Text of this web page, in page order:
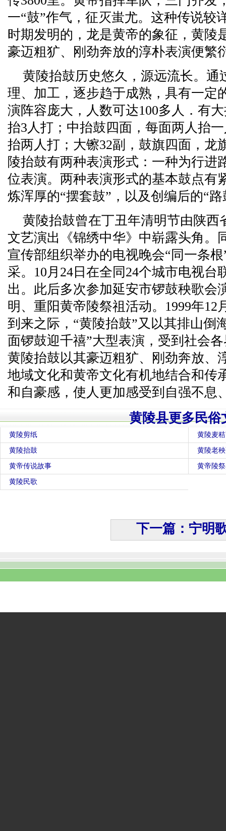
一“鼓”作气，征灭蚩尤。这种传说较
时期发明的，龙是黄帝的象征，黄陵
豪迈粗犷、刚劲奔放的淳朴表演便繁
黄陵抬鼓历史悠久，源远流长。通
理、加工，逐步趋于成熟，具有一定
演阵容庞大，人数可达100多人．有
抬3人打；中抬鼓四面，每面两人抬
抬两人打；大镲32副，鼓旗四面，龙
陵抬鼓有两种表演形式：一种为行进
位表演。两种表演形式的基本鼓点有
炼浑厚的“摆套鼓”，以及创编后的“
黄陵抬鼓曾在丁丑年清明节由陕西
文艺演出《锦绣中华》中崭露头角。
宣传部组织举办的电视晚会“同一条
采。10月24日在全同24个城市电视台
出。此后多次参加延安市锣鼓秧歌会
明、重阳黄帝陵祭祖活动。1999年12
到来之际，“黄陵抬鼓”又以其排山倒
面锣鼓迎千禧”大型表演，受到社会
黄陵抬鼓以其豪迈粗犷、刚劲奔放、
地域文化和黄帝文化有机地结合和传
和自豪感，使人更加感受到自强不息
黄陵县更多民俗
黄陵剪纸 黄陵麦
黄陵抬鼓 黄陵老
黄帝传说故事 黄帝陵
黄陵民歌
下一篇：宁明